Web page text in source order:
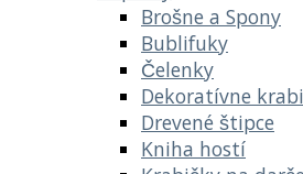
Brošne a Spony
Bublifuky
Čelenky
Dekoratívne
Drevené štipce
Kniha hostí